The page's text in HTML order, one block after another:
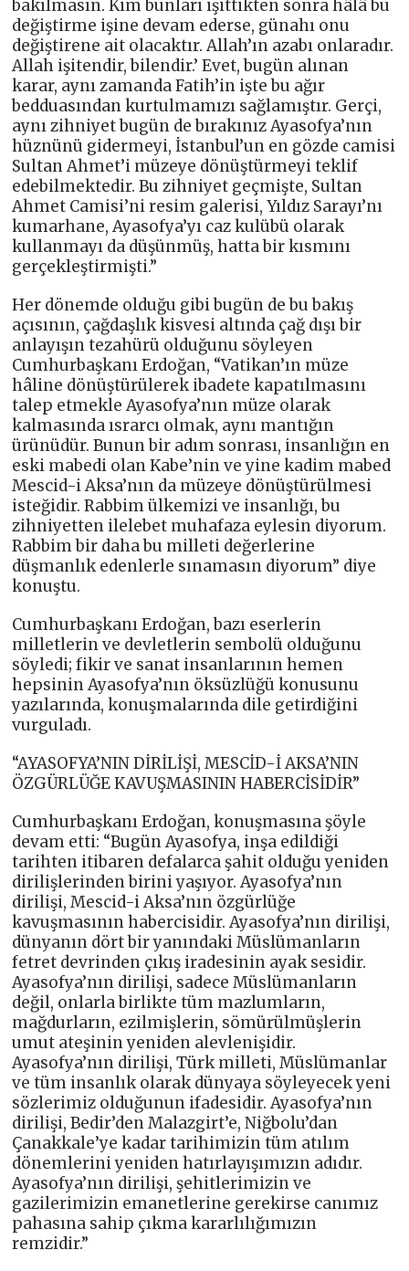
bakılmasın. Kim bunları işittikten sonra hâlâ bu
değiştirme işine devam ederse, günahı onu
değiştirene ait olacaktır. Allah’ın azabı onlaradır.
Allah işitendir, bilendir.’ Evet, bugün alınan
karar, aynı zamanda Fatih’in işte bu ağır
bedduasından kurtulmamızı sağlamıştır. Gerçi,
aynı zihniyet bugün de bırakınız Ayasofya’nın
hüznünü gidermeyi, İstanbul’un en gözde camisi
Sultan Ahmet’i müzeye dönüştürmeyi teklif
edebilmektedir. Bu zihniyet geçmişte, Sultan
Ahmet Camisi’ni resim galerisi, Yıldız Sarayı’nı
kumarhane, Ayasofya’yı caz kulübü olarak
kullanmayı da düşünmüş, hatta bir kısmını
gerçekleştirmişti.”
Her dönemde olduğu gibi bugün de bu bakış
açısının, çağdaşlık kisvesi altında çağ dışı bir
anlayışın tezahürü olduğunu söyleyen
Cumhurbaşkanı Erdoğan, “Vatikan’ın müze
hâline dönüştürülerek ibadete kapatılmasını
talep etmekle Ayasofya’nın müze olarak
kalmasında ısrarcı olmak, aynı mantığın
ürünüdür. Bunun bir adım sonrası, insanlığın en
eski mabedi olan Kabe’nin ve yine kadim mabed
Mescid-i Aksa’nın da müzeye dönüştürülmesi
isteğidir. Rabbim ülkemizi ve insanlığı, bu
zihniyetten ilelebet muhafaza eylesin diyorum.
Rabbim bir daha bu milleti değerlerine
düşmanlık edenlerle sınamasın diyorum” diye
konuştu.
Cumhurbaşkanı Erdoğan, bazı eserlerin
milletlerin ve devletlerin sembolü olduğunu
söyledi; fikir ve sanat insanlarının hemen
hepsinin Ayasofya’nın öksüzlüğü konusunu
yazılarında, konuşmalarında dile getirdiğini
vurguladı.
“AYASOFYA’NIN DİRİLİŞİ, MESCİD-İ AKSA’NIN
ÖZGÜRLÜĞE KAVUŞMASININ HABERCİSİDİR”
Cumhurbaşkanı Erdoğan, konuşmasına şöyle
devam etti: “Bugün Ayasofya, inşa edildiği
tarihten itibaren defalarca şahit olduğu yeniden
dirilişlerinden birini yaşıyor. Ayasofya’nın
dirilişi, Mescid-i Aksa’nın özgürlüğe
kavuşmasının habercisidir. Ayasofya’nın dirilişi,
dünyanın dört bir yanındaki Müslümanların
fetret devrinden çıkış iradesinin ayak sesidir.
Ayasofya’nın dirilişi, sadece Müslümanların
değil, onlarla birlikte tüm mazlumların,
mağdurların, ezilmişlerin, sömürülmüşlerin
umut ateşinin yeniden alevlenişidir.
Ayasofya’nın dirilişi, Türk milleti, Müslümanlar
ve tüm insanlık olarak dünyaya söyleyecek yeni
sözlerimiz olduğunun ifadesidir. Ayasofya’nın
dirilişi, Bedir’den Malazgirt’e, Niğbolu’dan
Çanakkale’ye kadar tarihimizin tüm atılım
dönemlerini yeniden hatırlayışımızın adıdır.
Ayasofya’nın dirilişi, şehitlerimizin ve
gazilerimizin emanetlerine gerekirse canımız
pahasına sahip çıkma kararlılığımızın
remzidir.”